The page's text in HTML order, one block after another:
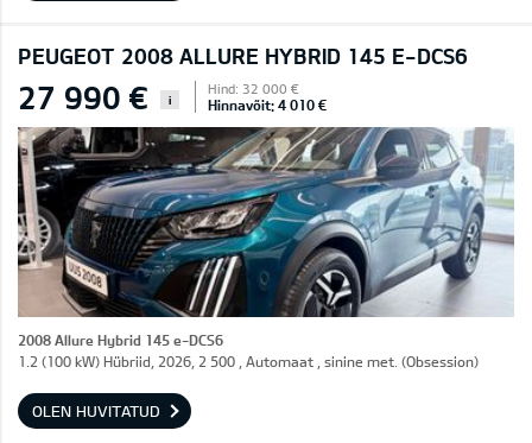
PEUGEOT 2008 ALLURE HYBRID 145 E-DCS6
27 990 € i
Hind: 32 000 €
Hinnavõit: 4 010 €
2008 Allure Hybrid 145 e-DCS6
1.2 (100 kW) Hübriid, 2026, 2 500 , Automaat , sinine met. (Obsession)
OLEN HUVITATUD